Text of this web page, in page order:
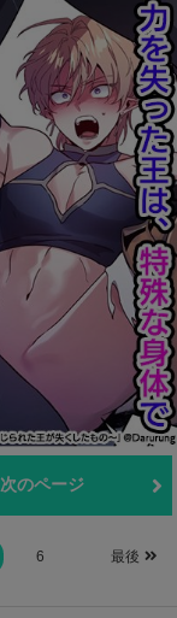
次のページ
6 最後